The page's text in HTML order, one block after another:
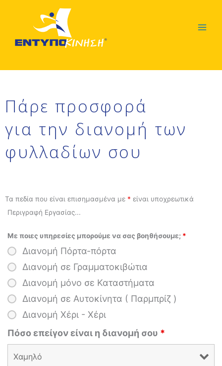
περιεχόμενο
Πάρε προσφορά
για την διανομή των
φυλλαδίων σου
Τα πεδία που είναι επισημασμένα με * είναι υποχρεωτικά
Περιγραφή Εργασίας...
Με ποιες υπηρεσίες μπορούμε να σας βοηθήσουμε; *
Διανομή Πόρτα-πόρτα
Διανομή σε Γραμματοκιβώτια
Διανομή μόνο σε Καταστήματα
Διανομή σε Αυτοκίνητα ( Παρμπρίζ )
Διανομή Χέρι - Χέρι
Πόσο επείγον είναι η διανομή σου *